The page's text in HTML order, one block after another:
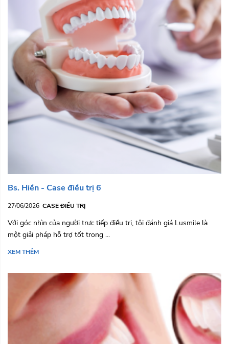
Bs. Hiền - Case điều trị 6
27/06/2026 CASE ĐIỀU TRỊ
Với góc nhìn của người trực tiếp điều trị, tôi đánh giá Lusmile là
một giải pháp hỗ trợ tốt trong ...
XEM THÊM